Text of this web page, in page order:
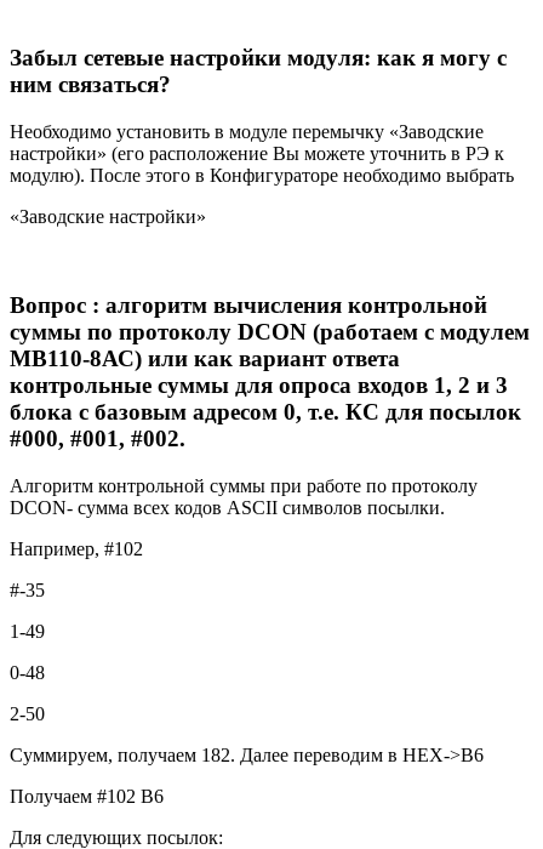
Забыл сетевые настройки модуля: как я могу с
ним связаться?
Необходимо установить в модуле перемычку «Заводские
настройки» (его расположение Вы можете уточнить в РЭ к
модулю). После этого в Конфигураторе необходимо выбрать
«Заводские настройки»
Вопрос : алгоритм вычисления контрольной
суммы по протоколу DCON (работаем с модулем
МВ110-8АС) или как вариант ответа
контрольные суммы для опроса входов 1, 2 и 3
блока с базовым адресом 0, т.е. КС для посылок
#000, #001, #002.
Алгоритм контрольной суммы при работе по протоколу
DCON- сумма всех кодов ASCII символов посылки.
Например, #102
#-35
1-49
0-48
2-50
Суммируем, получаем 182. Далее переводим в HEX->B6
Получаем #102 B6
Для следующих посылок: